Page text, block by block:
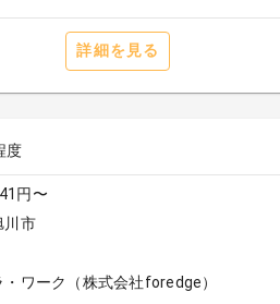
詳細を見る
度
円〜
川市
・ワーク（株式会社foredge）